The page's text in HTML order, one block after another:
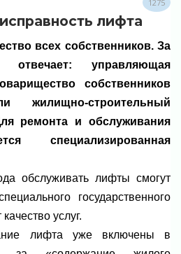
1275
лифта
всех собственников. За
отвечает: управляющая
собственников
строительный
ремонта и обслуживания
специализированная
обслуживать лифты смогут
государственного
услуг.
лифта уже включены в